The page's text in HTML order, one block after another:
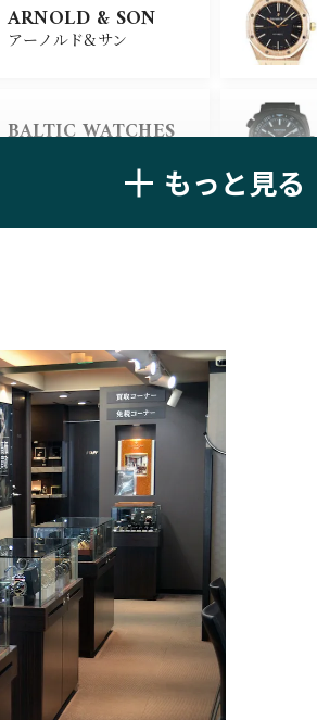
シャネル
クロノスイス
ARNOLD & SON
アーノルド&サン
BALTIC WATCHES
BREGUET
ブレゲ
BVLGARI
ブルガリ
CEDRIC JOHNER
セドリックジョナー
CHRONO TOKYO
もっと見る